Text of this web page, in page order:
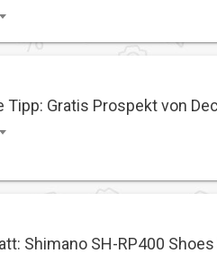
Tipp: Gratis Prospekt von
Shimano SH-RP400